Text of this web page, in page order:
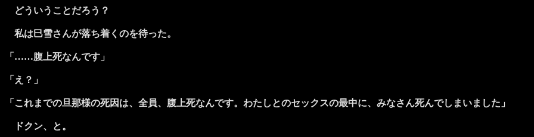
どういうことだろう？
私は巳雪さんが落ち着くのを待った。
「……腹上死なんです」
「え？」
「これまでの旦那様の死因は、全員、腹上死なんです。わたしとのセックスの最中に、みなさん死んでしまいました」
ドクン、と。